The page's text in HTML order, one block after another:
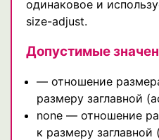
одинаковое и
size-adjust.
Допустимые
— отношение
размеру заглавной
none — отношение
к размеру